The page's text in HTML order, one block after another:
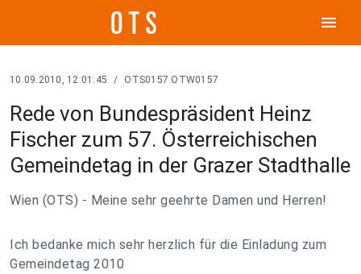
menu
10.09.2010, 12:01:45 / OTS0157 OTW0157
Rede von Bundespräsident Heinz
Fischer zum 57. Österreichischen
Gemeindetag in der Grazer Stadthalle
Wien (OTS) - Meine sehr geehrte Damen und Herren!
Ich bedanke mich sehr herzlich für die Einladung zum
Gemeindetag 2010